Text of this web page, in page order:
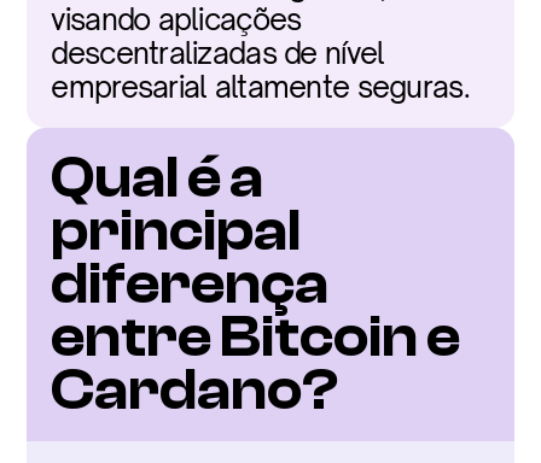
visando aplicações
descentralizadas de nível
empresarial altamente seguras.
Qual é a
principal
diferença
entre Bitcoin e
Cardano?